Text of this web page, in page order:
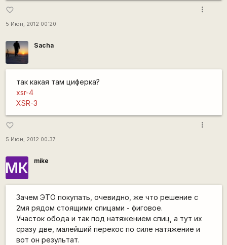
favorite_border
5 Июн, 2012 00:20
more_vert
Sacha
так какая там циферка?
xsr-4
XSR-3
favorite_border
5 Июн, 2012 00:37
more_vert
МК mike
Зачем ЭТО покупать, очевидно, же что решение с
2мя рядом стоящими спицами - фиговое.
Участок обода и так под натяжением спиц, а тут их
сразу две, малейший перекос по силе натяжение и
вот он результат.